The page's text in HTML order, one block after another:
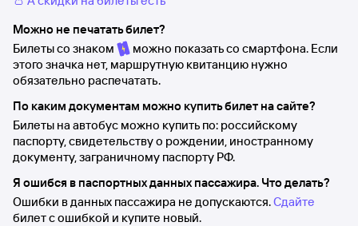
Можно не печатать билет?
Билеты со знаком
можно показать со смартфона. Если
этого значка нет, маршрутную квитанцию нужно
обязательно распечатать.
По каким документам можно купить билет на сайте?
Билеты на автобус можно купить по: российскому
паспорту, свидетельству о рождении, иностранному
документу, заграничному паспорту РФ.
Я ошибся в паспортных данных пассажира. Что делать?
Ошибки в данных пассажира не допускаются.Сдайте
билет с ошибкой и купите новый.